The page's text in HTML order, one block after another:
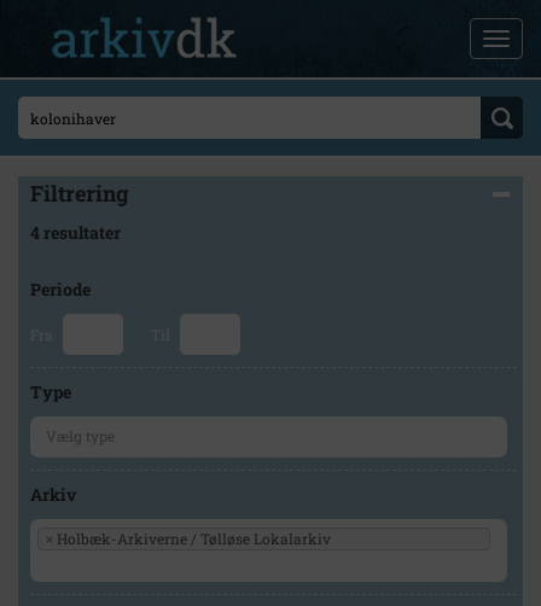
Filtrering
4 resultater
Periode
Fra Til
Type
Arkiv
× Holbæk-Arkiverne / Tølløse Lokalarkiv